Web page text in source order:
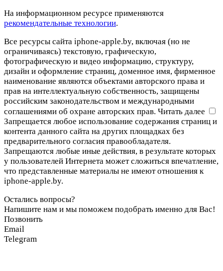
На информационном ресурсе применяются
рекомендательные технологии.
Все ресурсы сайта iphone-apple.by, включая (но не
ограничиваясь) текстовую, графическую,
фотографическую и видео информацию, структуру,
дизайн и оформление страниц, доменное имя, фирменное
наименование являются объектами авторского права и
прав на интеллектуальную собственность, защищены
российским законодательством и международными
соглашениями об охране авторских прав. Читать далее
Запрещается любое использование содержания страниц и
контента данного сайта на других площадках без
предварительного согласия правообладателя.
Запрещаются любые иные действия, в результате которых
у пользователей Интернета может сложиться впечатление,
что представленные материалы не имеют отношения к
iphone-apple.by.
Остались вопросы?
Напишите нам и мы поможем подобрать именно для Вас!
Позвонить
Email
Telegram